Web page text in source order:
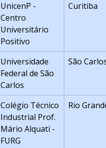
UnicenP -
Centro
Universitário
Positivo
Curitiba
Universidade
Federal de São
Carlos
São
Colégio Técnico
Industrial Prof.
Mário Alquati -
FURG
Rio